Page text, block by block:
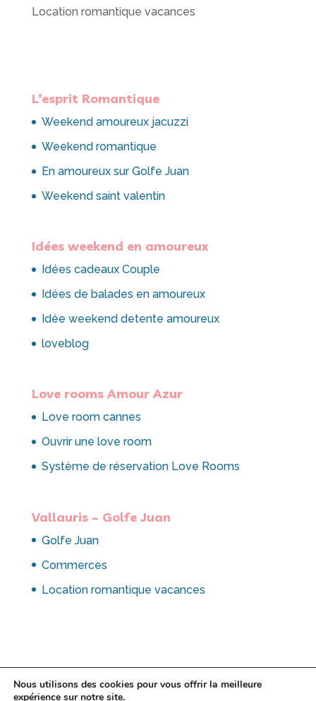
Location romantique vacances
L’esprit Romantique
Weekend amoureux jacuzzi
Weekend romantique
En amoureux sur Golfe Juan
Weekend saint valentin
Idées weekend en amoureux
Idées cadeaux Couple
Idées de balades en amoureux
Idée weekend detente amoureux
loveblog
Love rooms Amour Azur
Love room cannes
Ouvrir une love room
Système de réservation Love Rooms
Vallauris – Golfe Juan
Golfe Juan
Commerces
Location romantique vacances
Nous utilisons des cookies pour vous offrir la meilleure
expérience sur notre site.